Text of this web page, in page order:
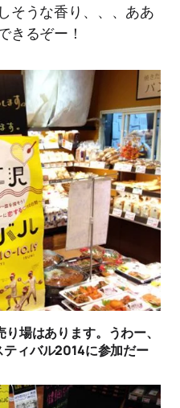
そうな香り、、、ああ
きるぞー！
場はあります。うわー、
ィバル2014に参加だー